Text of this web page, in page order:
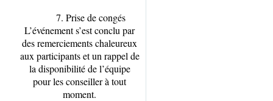
7. Prise de congés
L’événement s’est conclu par
des remerciements chaleureux
aux participants et un rappel de
la disponibilité de l’équipe
pour les conseiller à tout
moment.